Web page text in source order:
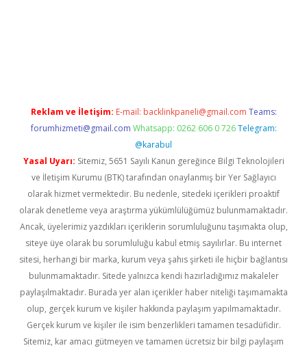
Reklam ve İletişim: E-mail: backlinkpaneli@gmail.com Teams:
forumhizmeti@gmail.com Whatsapp: 0262 606 0 726 Telegram:
@karabul
Yasal Uyarı: Sitemiz, 5651 Sayılı Kanun gereğince Bilgi Teknolojileri
ve İletişim Kurumu (BTK) tarafından onaylanmış bir Yer Sağlayıcı
olarak hizmet vermektedir. Bu nedenle, sitedeki içerikleri proaktif
olarak denetleme veya araştırma yükümlülüğümüz bulunmamaktadır.
Ancak, üyelerimiz yazdıkları içeriklerin sorumluluğunu taşımakta olup,
siteye üye olarak bu sorumluluğu kabul etmiş sayılırlar. Bu internet
sitesi, herhangi bir marka, kurum veya şahıs şirketi ile hiçbir bağlantısı
bulunmamaktadır. Sitede yalnızca kendi hazırladığımız makaleler
paylaşılmaktadır. Burada yer alan içerikler haber niteliği taşımamakta
olup, gerçek kurum ve kişiler hakkında paylaşım yapılmamaktadır.
Gerçek kurum ve kişiler ile isim benzerlikleri tamamen tesadüfidir.
Sitemiz, kar amacı gütmeyen ve tamamen ücretsiz bir bilgi paylaşım